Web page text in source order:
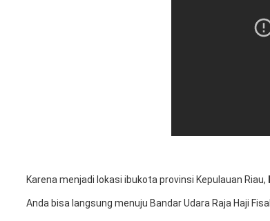
Karena menjadi lokasi ibukota provinsi Kepulauan Riau,
Anda bisa langsung menuju Bandar Udara Raja Haji